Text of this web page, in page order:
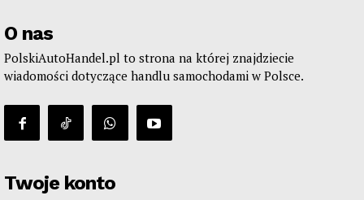
O nas
PolskiAutoHandel.pl to strona na której znajdziecie
wiadomości dotyczące handlu samochodami w Polsce.
Twoje konto